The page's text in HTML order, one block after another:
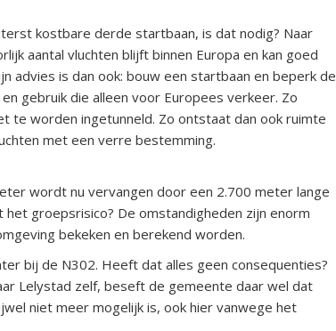
kostbare derde startbaan, is dat nodig? Naar
aantal vluchten blijft binnen Europa en kan goed
advies is dan ook: bouw een startbaan en beperk de
gebruik die alleen voor Europees verkeer. Zo
te worden ingetunneld. Zo ontstaat dan ook ruimte
met een verre bestemming.
wordt nu vervangen door een 2.700 meter lange
groepsrisico? De omstandigheden zijn enorm
bekeken en berekend worden.
bij de N302. Heeft dat alles geen consequenties?
Lelystad zelf, beseft de gemeente daar wel dat
niet meer mogelijk is, ook hier vanwege het